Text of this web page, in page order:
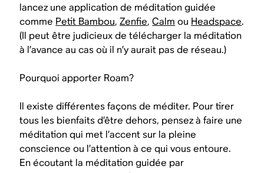
lancez une application de méditation guidée
comme Petit Bambou,Zenfie,Calm ou Headspace.
(Il peut être judicieux de télécharger la méditation
à l’avance au cas où il n’y aurait pas de réseau.)
Pourquoi apporter Roam?
Il existe différentes façons de méditer. Pour tirer
tous les bienfaits d’être dehors, pensez à faire une
méditation qui met l’accent sur la pleine
conscience ou l’attention à ce qui vous entoure.
En écoutant la méditation guidée par